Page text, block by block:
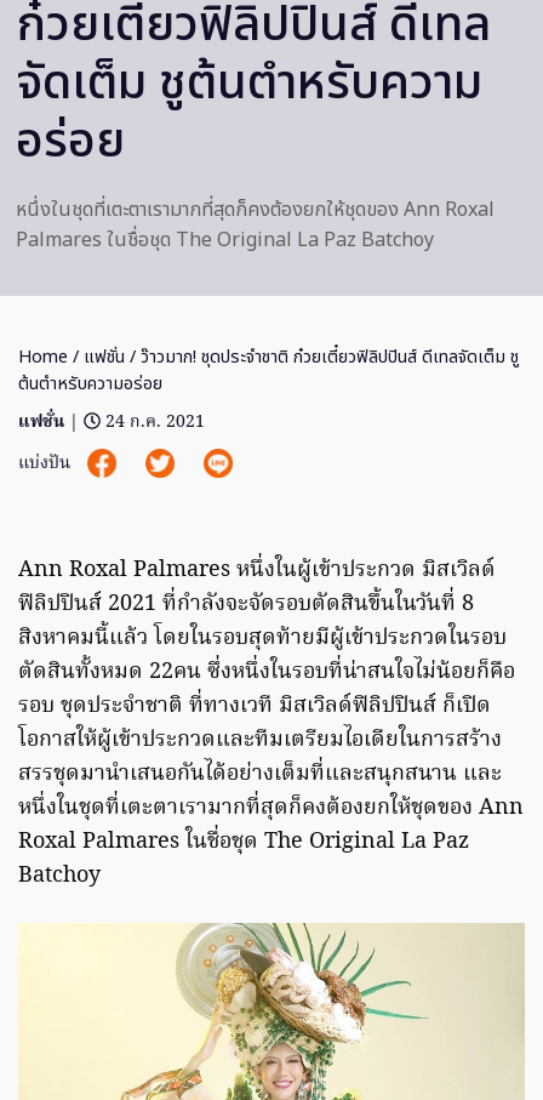
ก๋วยเตี๋ยวฟิลิปปินส์ ดีเทล
จัดเต็ม ชูต้นตำหรับความ
อร่อย
หนึ่งในชุดที่เตะตาเรามากที่สุดก็คงต้องยกให้ชุดของ Ann Roxal
Palmares ในชื่อชุด The Original La Paz Batchoy
Home / แฟชั่น / ว๊าวมาก! ชุดประจำชาติ ก๋วยเตี๋ยวฟิลิปปินส์ ดีเทลจัดเต็ม ชู
ต้นตำหรับความอร่อย
แฟชั่น |
24 ก.ค. 2021
แบ่งปัน
Ann Roxal Palmares หนึ่งในผู้เข้าประกวด มิสเวิลด์
ฟิลิปปินส์ 2021 ที่กำลังจะจัดรอบตัดสินขึ้นในวันที่ 8
สิงหาคมนี้แล้ว โดยในรอบสุดท้ายมีผู้เข้าประกวดในรอบ
ตัดสินทั้งหมด 22คน ซึ่งหนึ่งในรอบที่น่าสนใจไม่น้อยก็คือ
รอบ ชุดประจำชาติ ที่ทางเวที มิสเวิลด์ฟิลิปปินส์ ก็เปิด
โอกาสให้ผู้เข้าประกวดและทีมเตรียมไอเดียในการสร้าง
สรรชุดมานำเสนอกันได้อย่างเต็มที่และสนุกสนาน และ
หนึ่งในชุดที่เตะตาเรามากที่สุดก็คงต้องยกให้ชุดของ Ann
Roxal Palmares ในชื่อชุด The Original La Paz
Batchoy